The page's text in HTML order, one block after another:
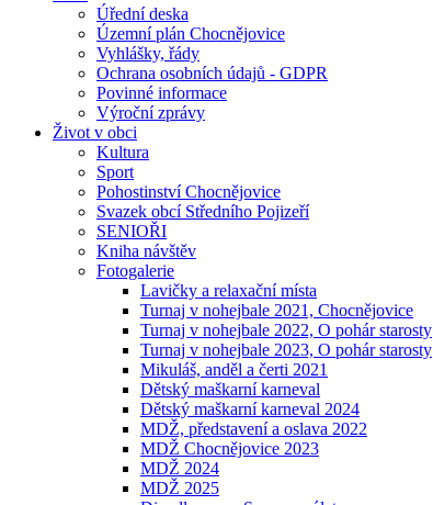
Úřední deska
Územní plán Chocnějovice
Vyhlášky, řády
Ochrana osobních údajů - GDPR
Povinné informace
Výroční zprávy
Život v obci
Kultura
Sport
Pohostinství Chocnějovice
Svazek obcí Středního Pojizeří
SENIOŘI
Kniha návštěv
Fotogalerie
Lavičky a relaxační místa
Turnaj v nohejbale 2021, Chocnějovice
Turnaj v nohejbale 2022, O pohár starosty
Turnaj v nohejbale 2023, O pohár starosty
Mikuláš, anděl a čerti 2021
Dětský maškarní karneval
Dětský maškarní karneval 2024
MDŽ, představení a oslava 2022
MDŽ Chocnějovice 2023
MDŽ 2024
MDŽ 2025